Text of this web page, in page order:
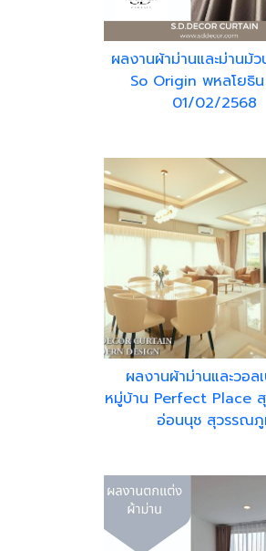
ผลงานผ้าม่านและม่านม้
So Origin พหลโยธิ
01/02/2568
ผลงานผ้าม่านและวอล
หมู่บ้าน Perfect Place
อ่อนนุช สุวรรณ